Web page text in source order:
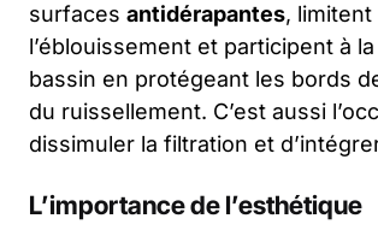
surfaces antidérapantes, limitent
l’éblouissement et participent à
bassin en protégeant les bords
du ruissellement. C’est aussi
dissimuler la filtration et
L’importance de l’esthétique